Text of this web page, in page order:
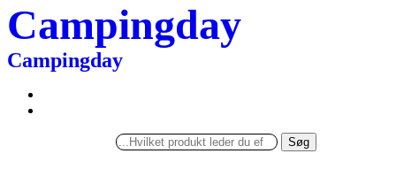
Campingday
Campingday
Søg